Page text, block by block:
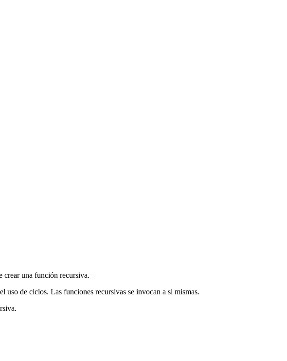
crear una función recursiva.
uso de ciclos. Las funciones recursivas se invocan a si mismas.